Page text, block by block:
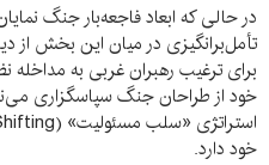
در حالی که ابعاد فاجعه‌بار جنگ
تأمل‌برانگیزی در میان این بخش از
برای ترغیب رهبران غربی به
خود از طراحان جنگ سپاسگزاری
خود دارد.